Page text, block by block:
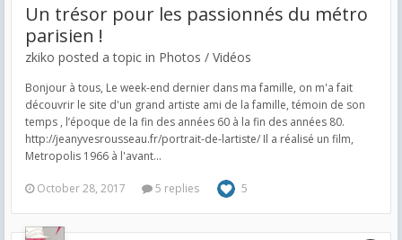
Un trésor pour les passionnés du métro
parisien !
zkiko posted a topic in Photos / Vidéos
Bonjour à tous, Le week-end dernier dans ma famille, on m'a fait
découvrir le site d'un grand artiste ami de la famille, témoin de son
temps , l’époque de la fin des années 60 à la fin des années 80.
http://jeanyvesrousseau.fr/portrait-de-lartiste/ Il a réalisé un film,
Metropolis 1966 à l'avant...
October 28, 2017 5 replies 5